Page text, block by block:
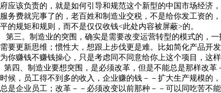
府应该负责的，就是如何引导和规范这个新型的中国市场经济
服务费就完事了的，老百姓和制造业交税，不是给你发工资的
平的规矩和规则，而不是仅仅收钱<此处内容被屏蔽>的。
第三。制造业的突围，确实是需要改变运营转型的模式的，
需要更新思维；惯性大，想跟上步伐更是难。比如简化产品开
为你赚钱不赚钱操心，只是考虑同不同意给你上这个项目，这
第四、制造业要想突围，是必须改革，但是不能总是那样改
时候，员工得不到多的收入，企业赚的钱－－扩大生产规模的
总是企业员工；改革－－必须改变以前那种－－可以同吃苦不